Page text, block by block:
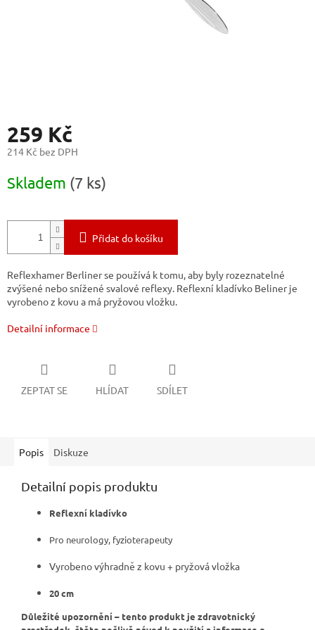
259 Kč
214 Kč bez DPH
cena:
Skladem (7 ks)
Přidat do košíku
Reflexhamer Berliner se používá k tomu, aby byly rozeznatelné
zvýšené nebo snížené svalové reflexy. Reflexní kladívko Beliner je
vyrobeno z kovu a má pryžovou vložku.
Detailní informace
ZEPTAT SE HLÍDAT SDÍLET
Popis Diskuze
Detailní popis produktu
Reflexní kladívko
Pro neurology, fyzioterapeuty
Vyrobeno výhradně z kovu + pryžová vložka
20 cm
Důležité upozornění – tento produkt je zdravotnický